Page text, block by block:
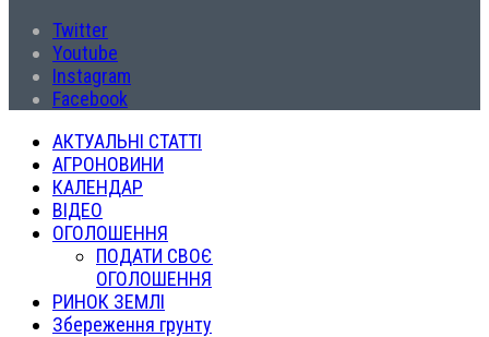
Twitter
Youtube
Instagram
Facebook
АКТУАЛЬНІ СТАТТІ
АГРОНОВИНИ
КАЛЕНДАР
ВІДЕО
ОГОЛОШЕННЯ
ПОДАТИ СВОЄ
ОГОЛОШЕННЯ
РИНОК ЗЕМЛІ
Збереження грунту